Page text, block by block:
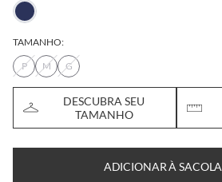
TAMANHO:
P
M G
DESCUBRA SEU
TAMANHO
ADICIONAR À SACOLA